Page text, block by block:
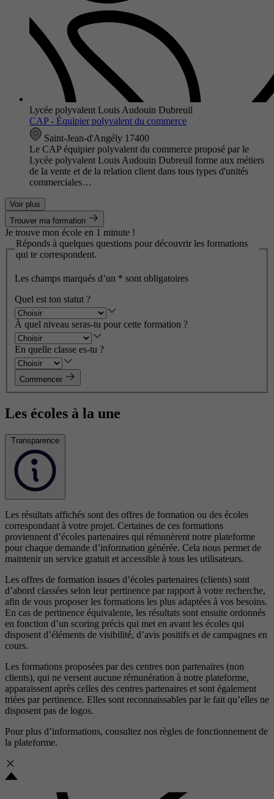
Lycée polyvalent Louis Audouin Dubreuil
CAP - Équipier polyvalent du commerce
Saint-Jean-d'Angély 17400
Le CAP équipier polyvalent du commerce proposé par le
Lycée polyvalent Louis Audouin Dubreuil forme aux métiers
de la vente et de la relation client dans tous types d'unités
commerciales…
Voir plus
Trouver ma formation
Je trouve mon école en 1 minute !
Réponds à quelques questions pour découvrir les formations
qui te correspondent.
Les champs marqués d’un * sont obligatoires
Quel est ton statut ?
À quel niveau seras-tu pour cette formation ?
En quelle classe es-tu ?
Commencer
Les écoles à la une
Transparence
Les résultats affichés sont des offres de formation ou des écoles
correspondant à votre projet. Certaines de ces formations
proviennent d’écoles partenaires qui rémunèrent notre plateforme
pour chaque demande d’information générée. Cela nous permet de
maintenir un service gratuit et accessible à tous les utilisateurs.
Les offres de formation issues d’écoles partenaires (clients) sont
d’abord classées selon leur pertinence par rapport à votre recherche,
afin de vous proposer les formations les plus adaptées à vos besoins.
En cas de pertinence équivalente, les résultats sont ensuite ordonnés
en fonction d’un scoring précis qui met en avant les écoles qui
disposent d’éléments de visibilité, d’avis positifs et de campagnes en
cours.
Les formations proposées par des centres non partenaires (non
clients), qui ne versent aucune rémunération à notre plateforme,
apparaissent après celles des centres partenaires et sont également
triées par pertinence. Elles sont reconnaissables par le fait qu’elles ne
disposent pas de logos.
Pour plus d’informations, consultez nos règles de fonctionnement de
la plateforme.